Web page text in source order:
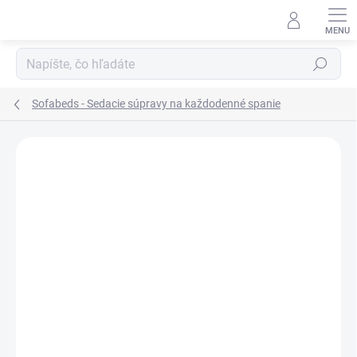
Hľadať
Sofabeds - Sedacie súpravy na každodenné spanie